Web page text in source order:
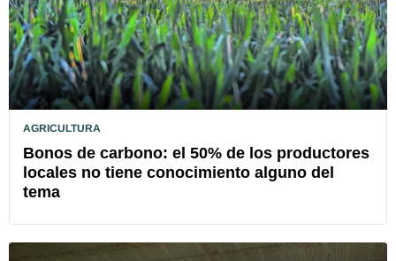
AGRICULTURA
Bonos de carbono: el 50% de los productores
locales no tiene conocimiento alguno del
tema